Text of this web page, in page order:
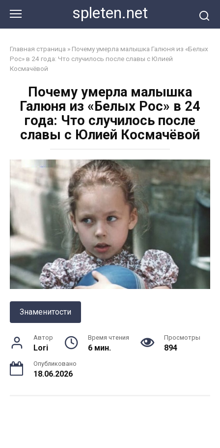
контенту
spleten.net
Главная страница » Почему умерла малышка Галюня из «Белых
Рос» в 24 года: Что случилось после славы с Юлией
Космачёвой
Почему умерла малышка
Галюня из «Белых Рос» в 24
года: Что случилось после
славы с Юлией Космачёвой
Знаменитости
Автор
Lori
Время чтения
6 мин.
Просмотры
894
Опубликовано
18.06.2026